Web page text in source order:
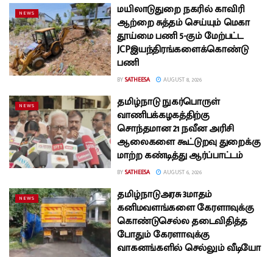
NEWS
மயிலாடுதுறை நகரில் காவிரி
ஆற்றை சுத்தம் செய்யும் மெகா
தூய்மை பணி 5-கும் மேற்பட்ட
JCPஇயந்திரங்களைக்கொண்டு
பணி
BYSATHEESA AUGUST 8, 2026
NEWS
தமிழ்நாடு நுகர்பொருள்
வாணிபக்கழகத்திற்கு
சொந்தமான 21 நவீன அரிசி
ஆலைகளை கூட்டுறவு துறைக்கு
மாற்ற கண்டித்து ஆர்ப்பாட்டம்
BYSATHEESA AUGUST 6, 2026
NEWS
தமிழ்நாடுஅரசு 3மாதம்
கனிமவளங்களை கேரளாவுக்கு
கொண்டுசெல்ல தடைவிதித்த
போதும் கேரளாவுக்கு
வாகனங்களில் செல்லும் வீடியோ